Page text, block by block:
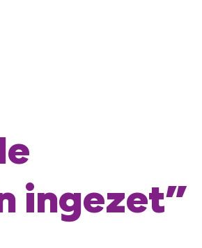
ingezet”